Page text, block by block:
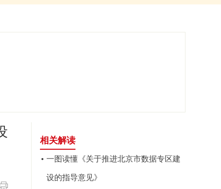
相关解读
一图读懂《关于推进北京市数据专区建
设的指导意见》